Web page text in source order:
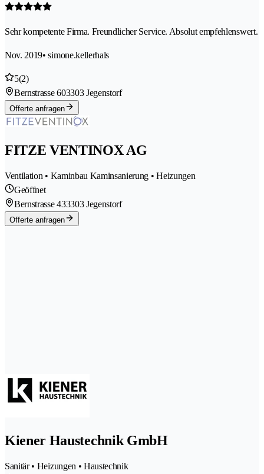
Sehr kompetente Firma. Freundlicher Service. Absolut empfehlenswert.
Nov. 2019• simone.kellerhals
5(2)
Bernstrasse 603303 Jegenstorf
Offerte anfragen
FITZE VENTINOX AG
Ventilation • Kaminbau Kaminsanierung • Heizungen
Geöffnet
Bernstrasse 433303 Jegenstorf
Offerte anfragen
Kiener Haustechnik GmbH
Sanitär • Heizungen • Haustechnik